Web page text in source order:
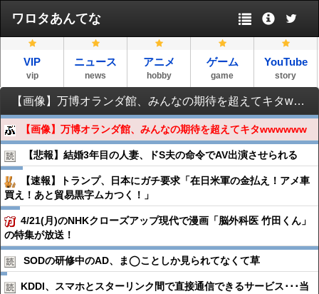
ワロタあんてな
VIP
vip
ニュース
news
アニメ
hobby
ゲーム
game
YouTube
story
【画像】万博オランダ館、みんなの期待を超えてキタwwwwww
【画像】万博オランダ館、みんなの期待を超えてキタwwwwww
【悲報】結婚3年目の人妻、ドS夫の命令でAV出演させられる
【速報】トランプ、日本にガチ要求「在日米軍の金払え！アメ車
買え！あと貿易黒字ムカつく！」
4/21(月)のNHKクローズアップ現代で漫画「脳外科医 竹田くん」
の特集が放送！
SODの研修中のAD、ま◯ことしか見られてなくて草
KDDI、スマホとスターリンク間で直接通信できるサービス･･･当